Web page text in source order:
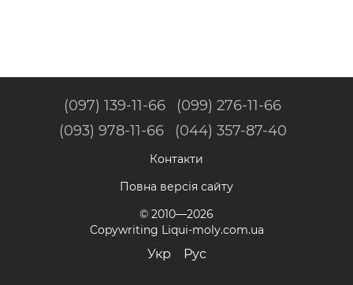
(097) 139-11-66
(099) 276-11-66
(093) 978-11-66
(044) 357-87-40
Контакти
Повна версія сайту
© 2010—2026
Copywriting Liqui-moly.com.ua
Укр Рус